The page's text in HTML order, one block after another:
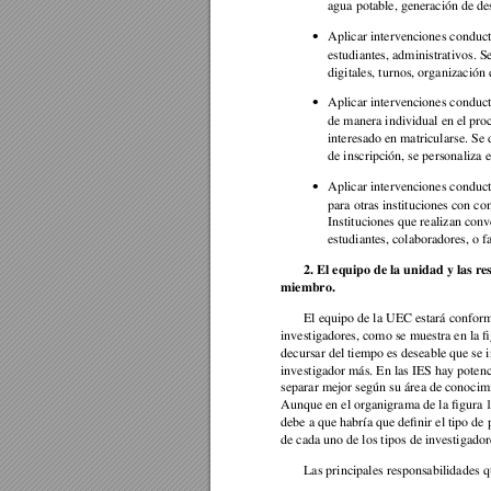
agua potable, generación de
•
Aplicar intervenciones
estudiantes, administrativos.
digitales, turnos, organización
•
Aplicar intervenciones
de manera individual en el
interesado en matricularse.
de inscripción, se personaliza
•
Aplicar intervenciones
para otras instituciones con
Instituciones que realizan
estudiantes, colaboradores, o
2. El equipo de la unidad y las
miembro.
El equipo de la UEC estará
investigadores, como se muestra en la
decursar del tiempo es deseable que
investigador más. En las IES hay
separar mejor según su área de
Aunque en el organigrama de la figura
debe a que habría que definir el tipo
de cada uno de los tipos de
Las principales responsabilidades